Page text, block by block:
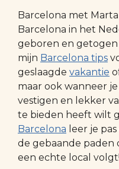
Barcelona met
Barcelona in het
geboren en getogen
mijn Barcelona tips
geslaagde vakantie
maar ook wanneer
vestigen en lekker
te bieden heeft wilt
Barcelona leer je
de gebaande paden
een echte local volgt!